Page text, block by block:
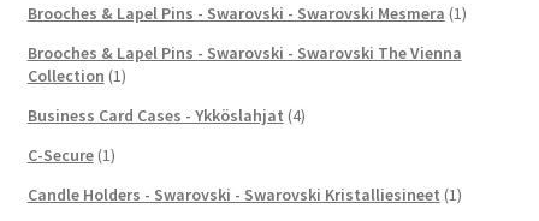
Brooches & Lapel Pins - Swarovski - Swarovski Mesmera (1)
Brooches & Lapel Pins - Swarovski - Swarovski The Vienna
Collection (1)
Business Card Cases - Ykköslahjat (4)
C-Secure (1)
Candle Holders - Swarovski - Swarovski Kristalliesineet (1)